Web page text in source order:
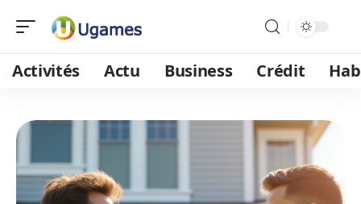
Activités Actu Business Crédit